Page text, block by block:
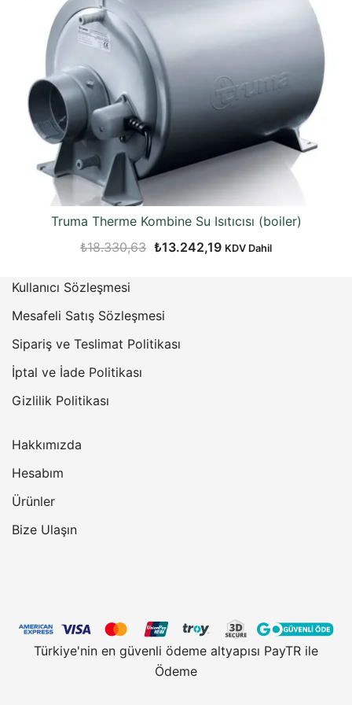
Truma Therme Kombine Su Isıtıcısı (boiler)
₺18.330,63 Orijinal
₺13.242,19Şu
KDV Dahil
Kullanıcı Sözleşmesi
Mesafeli Satış Sözleşmesi
Sipariş ve Teslimat Politikası
İptal ve İade Politikası
Gizlilik Politikası
Hakkımızda
Hesabım
Ürünler
Bize Ulaşın
Türkiye'nin en güvenli ödeme altyapısı PayTR ile
Ödeme